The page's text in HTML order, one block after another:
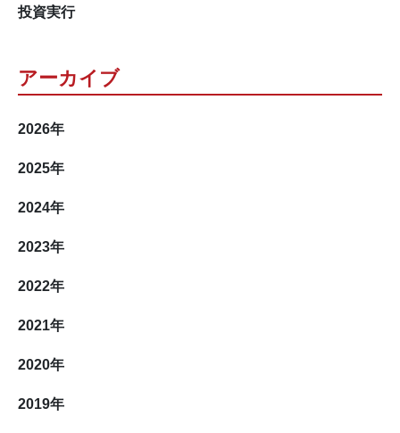
投資実行
アーカイブ
2026年
2025年
2024年
2023年
2022年
2021年
2020年
2019年